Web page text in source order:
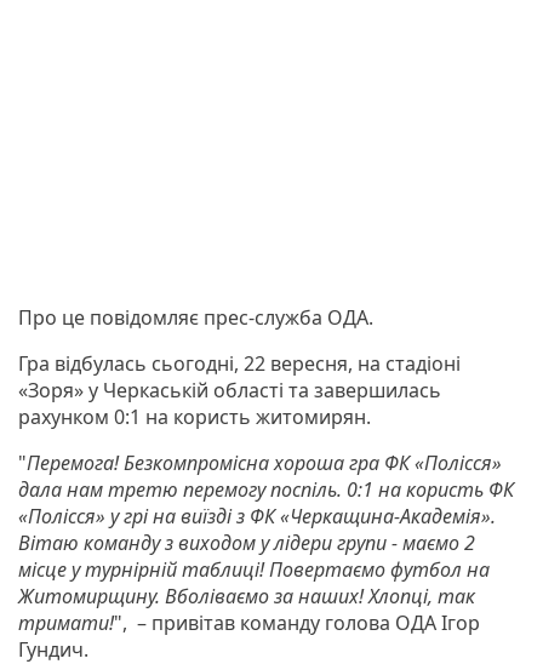
Про це повідомляє прес-служба ОДА.
Гра відбулась сьогодні, 22 вересня, на стадіоні
«Зоря» у Черкаській області та завершилась
рахунком 0:1 на користь житомирян.
"Перемога! Безкомпромісна хороша гра ФК «Полісся»
дала нам третю перемогу поспіль. 0:1 на користь ФК
«Полісся» у грі на виїзді з ФК «Черкащина-Академія».
Вітаю команду з виходом у лідери групи - маємо 2
місце у турнірній таблиці! Повертаємо футбол на
Житомирщину. Вболіваємо за наших! Хлопці, так
тримати!", – привітав команду голова ОДА Ігор
Гундич.